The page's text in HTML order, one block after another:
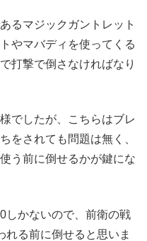
るマジックガントレット
やマバディを使ってくる
打撃で倒さなければなり
でしたが、こちらはブレ
をされても問題は無く、
う前に倒せるかが鍵にな
しかないので、前衛の戦
る前に倒せると思いま